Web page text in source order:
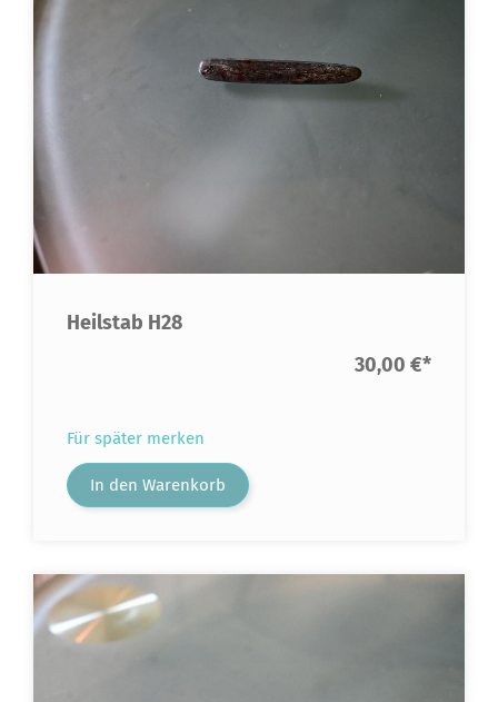
Heilstab H28
30,00 €*
Für später merken
In den Warenkorb